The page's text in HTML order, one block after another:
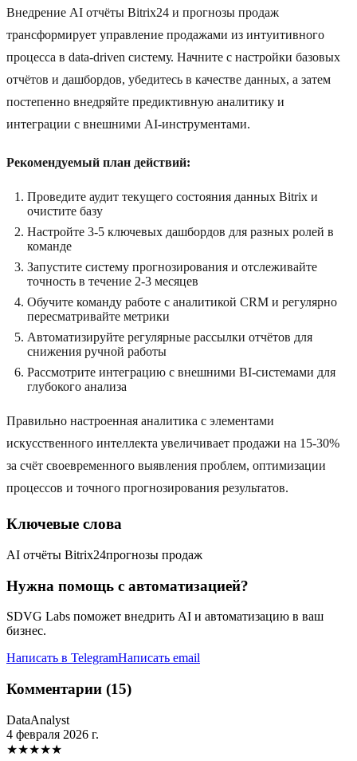
Внедрение AI отчёты Bitrix24 и прогнозы продаж
трансформирует управление продажами из интуитивного
процесса в data-driven систему. Начните с настройки базовых
отчётов и дашбордов, убедитесь в качестве данных, а затем
постепенно внедряйте предиктивную аналитику и
интеграции с внешними AI-инструментами.
Рекомендуемый план действий:
Проведите аудит текущего состояния данных Bitrix и
очистите базу
Настройте 3-5 ключевых дашбордов для разных ролей в
команде
Запустите систему прогнозирования и отслеживайте
точность в течение 2-3 месяцев
Обучите команду работе с аналитикой CRM и регулярно
пересматривайте метрики
Автоматизируйте регулярные рассылки отчётов для
снижения ручной работы
Рассмотрите интеграцию с внешними BI-системами для
глубокого анализа
Правильно настроенная аналитика с элементами
искусственного интеллекта увеличивает продажи на 15-30%
за счёт своевременного выявления проблем, оптимизации
процессов и точного прогнозирования результатов.
Ключевые слова
AI отчёты Bitrix24прогнозы продаж
Нужна помощь с автоматизацией?
SDVG Labs поможет внедрить AI и автоматизацию в ваш
бизнес.
Написать в TelegramНаписать email
Комментарии (15)
DataAnalyst
4 февраля 2026 г.
★★★★★